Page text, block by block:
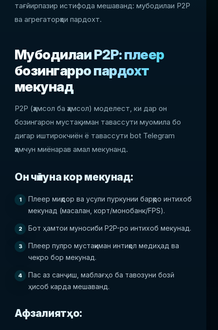
тағйирпазир истифода мешаванд: мубодилаи P2P
ва агрегаторҳои пардохт.
Мубодилаи P2P: плеер
бозингарро пардохт
мекунад
P2P (ҳамсол ба ҳамсол) моделест, ки дар он
бозингарон мустақиман тавассути муомила бо
дигар иштирокчиён ё тавассути bot Telegram
ҳамчун миёнарав амал мекунанд.
Он чӣ гуна кор мекунад:
Плеер миқдор ва усули пуркунии барқро интихоб
мекунад (масалан, корт/монобанк/FPS).
Бот ҳамтои муносиби P2P-ро интихоб мекунад.
Плеер пулро мустақиман интиқол медиҳад ва
чекро бор мекунад.
Пас аз санҷиш, маблағҳо ба тавозуни бозӣ
ҳисоб карда мешаванд.
Афзалиятҳо: